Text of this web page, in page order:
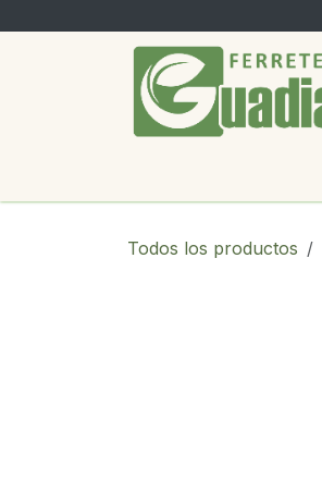
Todos los productos